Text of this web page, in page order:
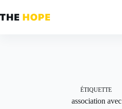
au
contenu
ÉTIQUETTE
association avec